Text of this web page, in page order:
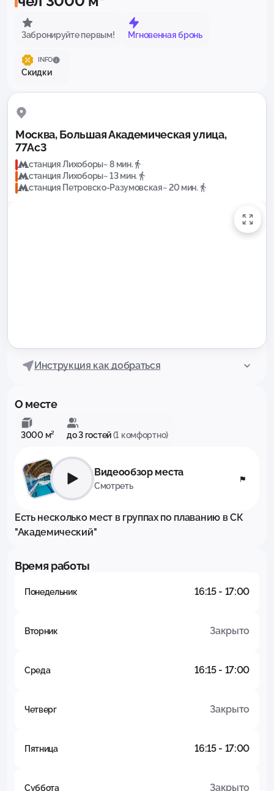
Забронируйте первым! Мгновенная бронь
INFO
Скидки
Москва, Большая Академическая улица,
77Ас3
станция Лихоборы~ 8 мин.
станция Лихоборы~ 13 мин.
станция Петровско-Разумовская~ 20 мин.
Инструкция как добраться
О месте
3000 м² до 3 гостей(1 комфортно)
Видеообзор места
Смотреть
Есть несколько мест в группах по плаванию в СК
"Академический"
Время работы
Понедельник 16:15 - 17:00
Вторник Закрыто
Среда 16:15 - 17:00
Четверг Закрыто
Пятница 16:15 - 17:00
Суббота Закрыто